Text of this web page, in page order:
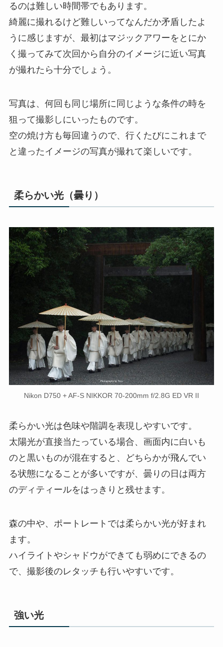
るのは難しい時間帯でもあります。
綺麗に撮れるけど難しいってなんだか矛盾したよ
うに感じますが、最初はマジックアワーをとにか
く撮ってみて次回から自分のイメージに近い写真
が撮れたら十分でしょう。
写真は、何回も同じ場所に同じような条件の時を
狙って撮影しにいったものです。
空の焼け方も毎回違うので、行くたびにこれまで
と違ったイメージの写真が撮れて楽しいです。
柔らかい光（曇り）
Nikon D750 + AF-S NIKKOR 70-200mm f/2.8G ED VR II
柔らかい光は色味や階調を表現しやすいです。
太陽光が直接当たっている場合、画面内に白いも
のと黒いものが混在すると、どちらかが飛んでい
る状態になることが多いですが、曇りの日は両方
のディティールをはっきりと残せます。
森の中や、ポートレートでは柔らかい光が好まれ
ます。
ハイライトやシャドウができても弱めにできるの
で、撮影後のレタッチも行いやすいです。
強い光